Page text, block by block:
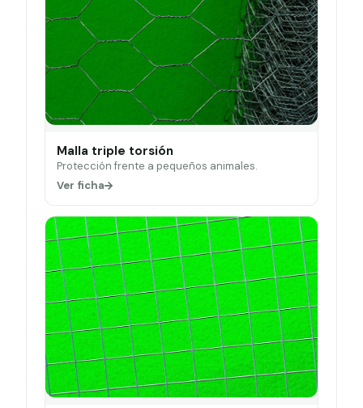
Malla triple torsión
Protección frente a pequeños animales.
Ver ficha